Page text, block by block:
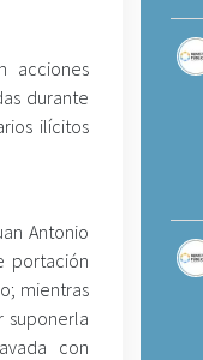
acciones
durante
ilícitos
Antonio
portación
mientras
suponerla
con